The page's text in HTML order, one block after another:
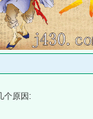
个原因: